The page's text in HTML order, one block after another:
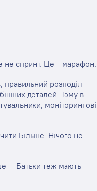
не спринт. Це – марафон.
правильний розподіл
деталей. Тому в
моніторингові
Більше. Нічого не
– Батьки теж мають